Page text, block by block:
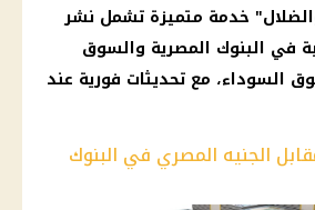
خدمة متميزة تشمل نشر
في البنوك المصرية والسوق
السوداء، مع تحديثات فورية عند
الجنيه المصري في البنوك